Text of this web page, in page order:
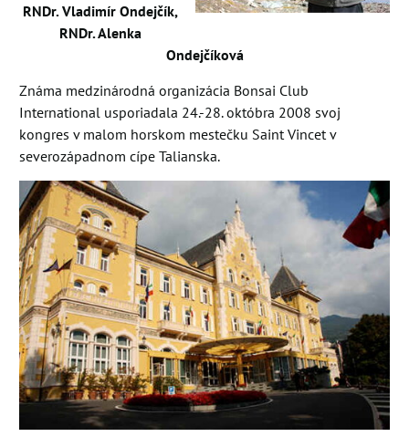
RNDr. Vladimír Ondejčík,
RNDr. Alenka
Ondejčíková
Známa medzinárodná organizácia Bonsai Club
International usporiadala 24.-28. októbra 2008 svoj
kongres v malom horskom mestečku Saint Vincet v
severozápadnom cípe Talianska.